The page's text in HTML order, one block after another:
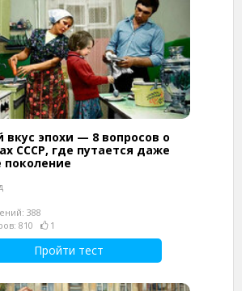
эпохи — 8 вопросов о
СССР, где путается даже
поколение
388
810
1
Пройти тест